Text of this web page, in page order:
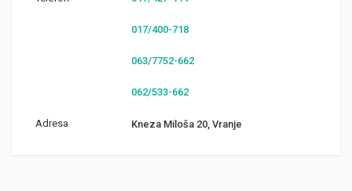
017/400-718
063/7752-662
062/533-662
Adresa Kneza Miloša 20, Vranje